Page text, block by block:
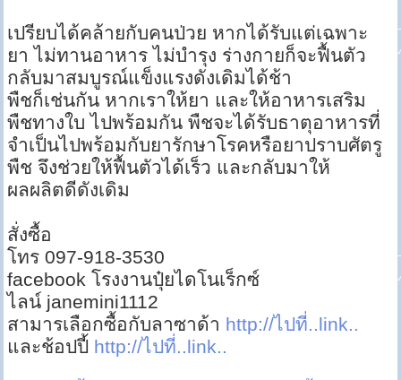
เปรียบได้คล้ายกับคนป่วย หากได้รับแต่เฉพาะ
ยา ไม่ทานอาหาร ไม่บำรุง ร่างกายก็จะฟื้นตัว
กลับมาสมบูรณ์แข็งแรงดังเดิมได้ช้า
พืชก็เช่นกัน หากเราให้ยา และให้อาหารเสริม
พืชทางใบ ไปพร้อมกัน พืชจะได้รับธาตุอาหารที่
จำเป็นไปพร้อมกับยารักษาโรคหรือยาปราบศัตรู
พืช จึงช่วยให้ฟื้นตัวได้เร็ว และกลับมาให้
ผลผลิตดีดังเดิม
สั่งซื้อ
โทร 097-918-3530
facebook โรงงานปุ๋ยไดโนเร็กซ์
ไลน์ janemini1112
สามารเลือกซื้อกับลาซาด้า http://ไปที่..link..
และช้อปปี้ http://ไปที่..link..